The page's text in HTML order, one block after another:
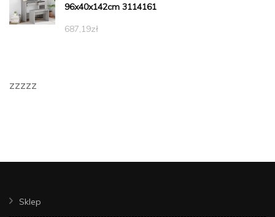
96x40x142cm 3114161
687,19zł
zzzzz
Sklep